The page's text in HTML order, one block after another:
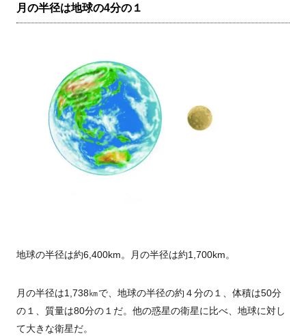
月の半径は地球の4分の１
地球の半径は約6,400km。月の半径は約1,700km。
月の半径は1,738㎞で、地球の半径の約４分の１、体積は50分
の１、質量は80分の１だ。他の惑星の衛星に比べ、地球に対し
て大きな衛星だ。